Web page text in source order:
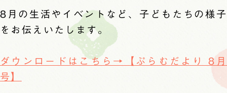
8月の生活やイベントなど、子どもたちの様子
をお伝えいたします。
ダウンロードはこちら→【ぷらむだより 8月
号】